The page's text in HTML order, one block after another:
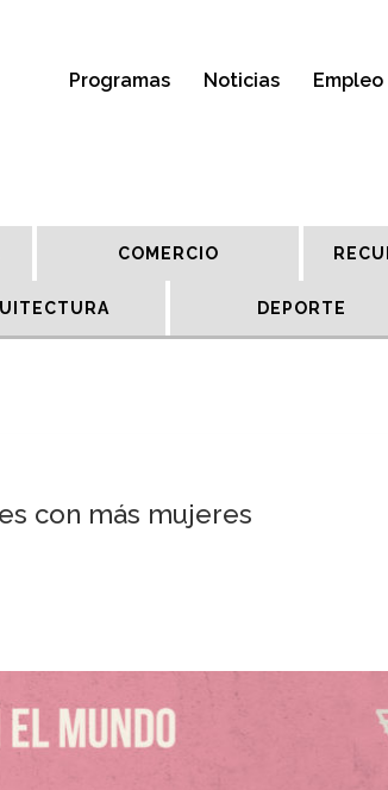
Programas Noticias Empleo
COMERCIO
DEPORTE
con más mujeres